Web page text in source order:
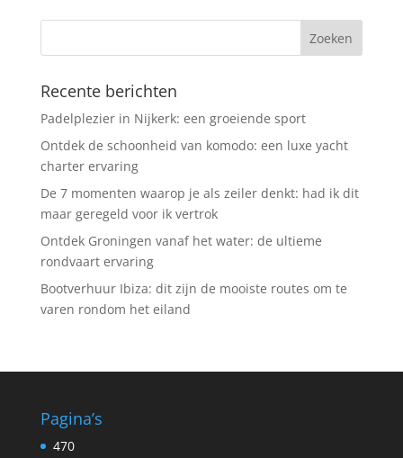
Recente berichten
Padelplezier in Nijkerk: een groeiende sport
Ontdek de schoonheid van komodo: een luxe yacht
charter ervaring
De 7 momenten waarop je als zeiler denkt: had ik dit
maar geregeld voor ik vertrok
Ontdek Groningen vanaf het water: de ultieme
rondvaart ervaring
Bootverhuur Ibiza: dit zijn de mooiste routes om te
varen rondom het eiland
Pagina’s
470